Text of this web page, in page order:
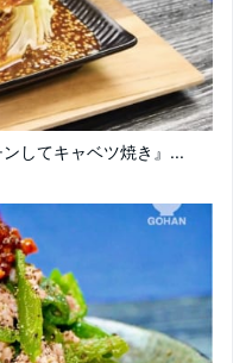
してキャベツ焼き』...